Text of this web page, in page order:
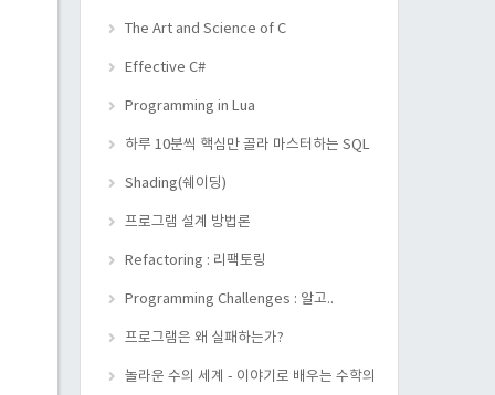
The Art and Science of C
Effective C#
Programming in Lua
하루 10분씩 핵심만 골라 마스터하는 SQL
Shading(쉐이딩)
프로그램 설계 방법론
Refactoring : 리팩토링
Programming Challenges : 알고..
프로그램은 왜 실패하는가?
놀라운 수의 세계 - 이야기로 배우는 수학의